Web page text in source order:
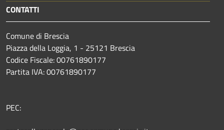
CONTATTI
Comune di Brescia
Piazza della Loggia, 1 - 25121 Brescia
Codice Fiscale: 00761890177
Partita IVA: 00761890177
PEC: